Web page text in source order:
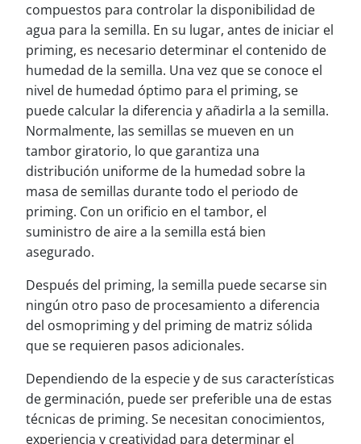
compuestos para controlar la disponibilidad de
agua para la semilla. En su lugar, antes de iniciar el
priming, es necesario determinar el contenido de
humedad de la semilla. Una vez que se conoce el
nivel de humedad óptimo para el priming, se
puede calcular la diferencia y añadirla a la semilla.
Normalmente, las semillas se mueven en un
tambor giratorio, lo que garantiza una
distribución uniforme de la humedad sobre la
masa de semillas durante todo el periodo de
priming. Con un orificio en el tambor, el
suministro de aire a la semilla está bien
asegurado.
Después del priming, la semilla puede secarse sin
ningún otro paso de procesamiento a diferencia
del osmopriming y del priming de matriz sólida
que se requieren pasos adicionales.
Dependiendo de la especie y de sus características
de germinación, puede ser preferible una de estas
técnicas de priming. Se necesitan conocimientos,
experiencia y creatividad para determinar el